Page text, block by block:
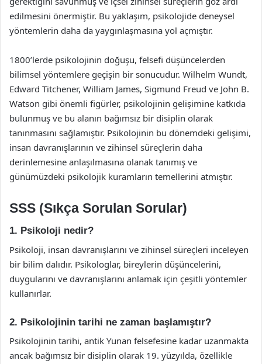
edilmesini önermiştir. Bu yaklaşım, psikolojide deneysel
yöntemlerin daha da yaygınlaşmasına yol açmıştır.
1800’lerde psikolojinin doğuşu, felsefi düşüncelerden
bilimsel yöntemlere geçişin bir sonucudur. Wilhelm Wundt,
Edward Titchener, William James, Sigmund Freud ve John B.
Watson gibi önemli figürler, psikolojinin gelişimine katkıda
bulunmuş ve bu alanın bağımsız bir disiplin olarak
tanınmasını sağlamıştır. Psikolojinin bu dönemdeki gelişimi,
insan davranışlarının ve zihinsel süreçlerin daha
derinlemesine anlaşılmasına olanak tanımış ve
günümüzdeki psikolojik kuramların temellerini atmıştır.
SSS (Sıkça Sorulan Sorular)
1. Psikoloji nedir?
Psikoloji, insan davranışlarını ve zihinsel süreçleri inceleyen
bir bilim dalıdır. Psikologlar, bireylerin düşüncelerini,
duygularını ve davranışlarını anlamak için çeşitli yöntemler
kullanırlar.
2. Psikolojinin tarihi ne zaman başlamıştır?
Psikolojinin tarihi, antik Yunan felsefesine kadar uzanmakta
ancak bağımsız bir disiplin olarak 19. yüzyılda, özellikle